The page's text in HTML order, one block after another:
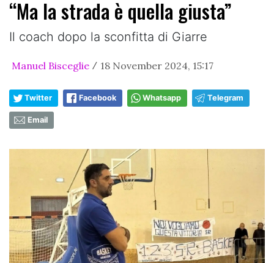
“Ma la strada è quella giusta”
Il coach dopo la sconfitta di Giarre
Manuel Bisceglie / 18 November 2024, 15:17
Twitter Facebook Whatsapp Telegram
Email